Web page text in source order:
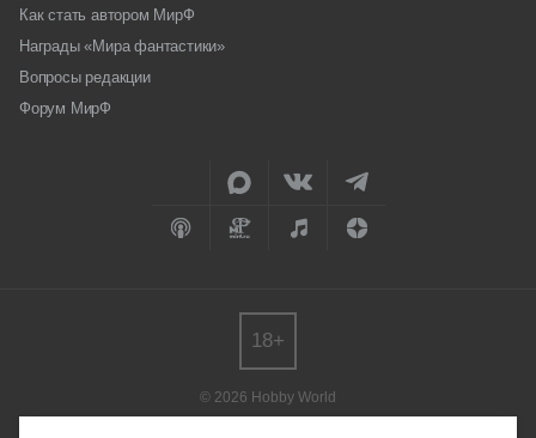
Как стать автором МирФ
Награды «Мира фантастики»
Вопросы редакции
Форум МирФ
© 2026 Hobby World
18+